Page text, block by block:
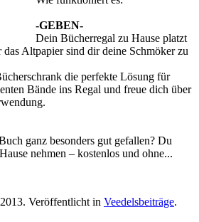
-GEBEN-
Dein Bücherregal zu Hause platzt
das Altpapier sind dir deine Schmöker zu
die perfekte Lösung für
Bände ins Regal und freue dich über
ganz besonders gut gefallen? Du
nehmen – kostenlos und ohne...
. Veröffentlicht in Veedelsbeiträge.